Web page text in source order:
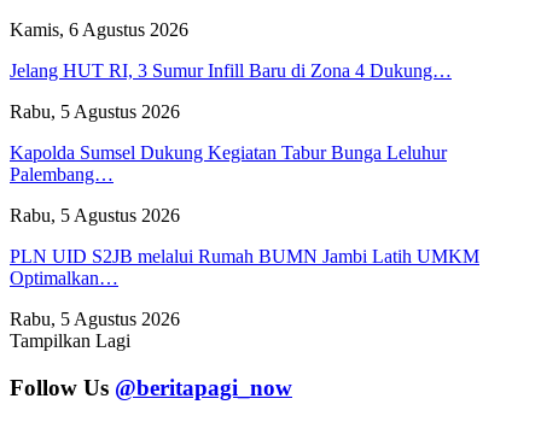
Kamis, 6 Agustus 2026
Jelang HUT RI, 3 Sumur Infill Baru di Zona 4 Dukung…
Rabu, 5 Agustus 2026
Kapolda Sumsel Dukung Kegiatan Tabur Bunga Leluhur
Palembang…
Rabu, 5 Agustus 2026
PLN UID S2JB melalui Rumah BUMN Jambi Latih UMKM
Optimalkan…
Rabu, 5 Agustus 2026
Tampilkan Lagi
Follow Us @beritapagi_now